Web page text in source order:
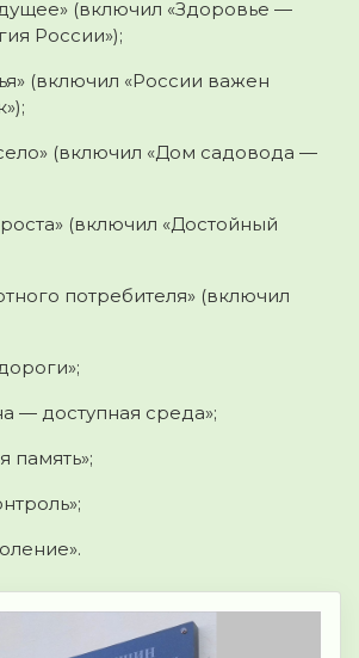
(включил «Здоровье —
России»);
(включил «России важен
(включил «Дом садовода —
(включил «Достойный
потребителя» (включил
— доступная среда»;
память»;